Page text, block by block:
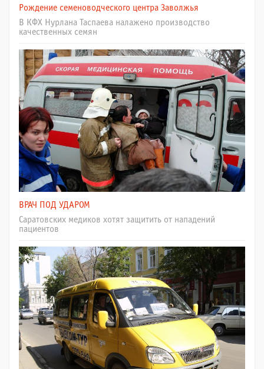
Рождение семеноводческого центра Заволжья
В КФХ Нурлана Таспаева налажено производство
качественных семян
ВРАЧ ПОД УДАРОМ
Саратовских медиков хотят защитить от нападений
пациентов